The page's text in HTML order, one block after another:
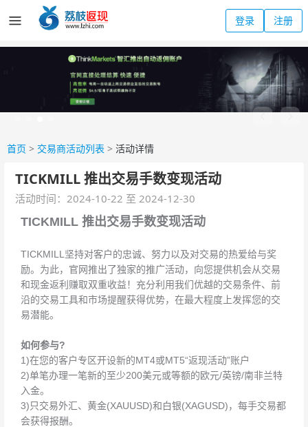
登录 注册
首页 > 交易商活动列表 > 活动详情
TICKMILL 推出交易手数变现活动
活动时间：2024-10-22 至 2024-12-30
TICKMILL 推出交易手数变现活动
TICKMILL坚持对客户的忠诚、努力以及对交易的热爱给与奖
励。为此，官网推出了独家的推广活动，向您提供机会从交易
和现金返利赚取双重收益！充分利用我们优越的交易条件、前
沿的交易工具和市场提醒获得优势，在最大程度上发挥您的交
易潜能。
如何参与?
1)在您的客户专区开设新的MT4或MT5“返现活动”账户
2)单笔办理一笔新的至少200美元或等额的欧元/英镑/南非兰特
入金。
3)只交易外汇、黄金(XAUUSD)和白银(XAGUSD)，每手交易都
会获得报酬。